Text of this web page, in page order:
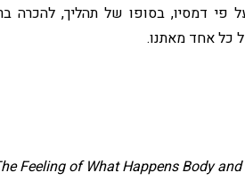
פי דמסיו, בסופו של תהליך, להכרה
כל אחד מאתנו.
Feeling of What Happens Body